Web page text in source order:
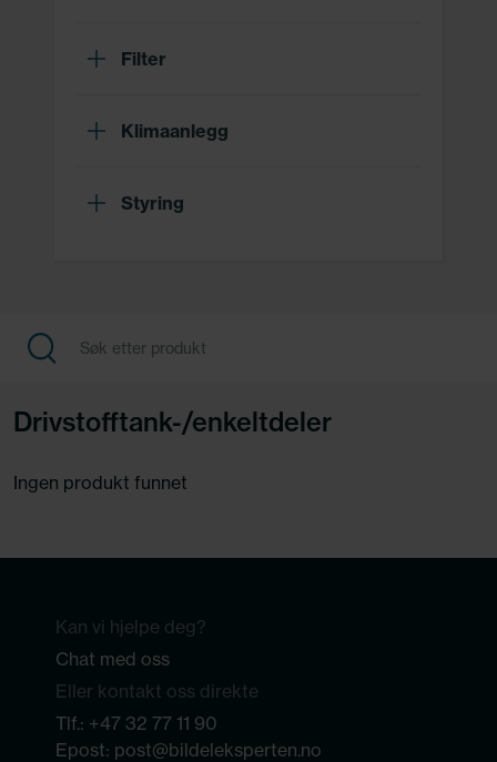
Filter
Klimaanlegg
Styring
Drivstofftank-/enkeltdeler
Ingen produkt funnet
Kan vi hjelpe deg?
Chat med oss
Eller kontakt oss direkte
Tlf.: +47 32 77 11 90
Epost: post@bildeleksperten.no